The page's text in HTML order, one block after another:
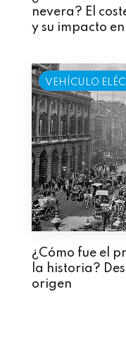
nevera? El
y su impacto
VEHÍCULO
¿Cómo fue el
la historia?
origen